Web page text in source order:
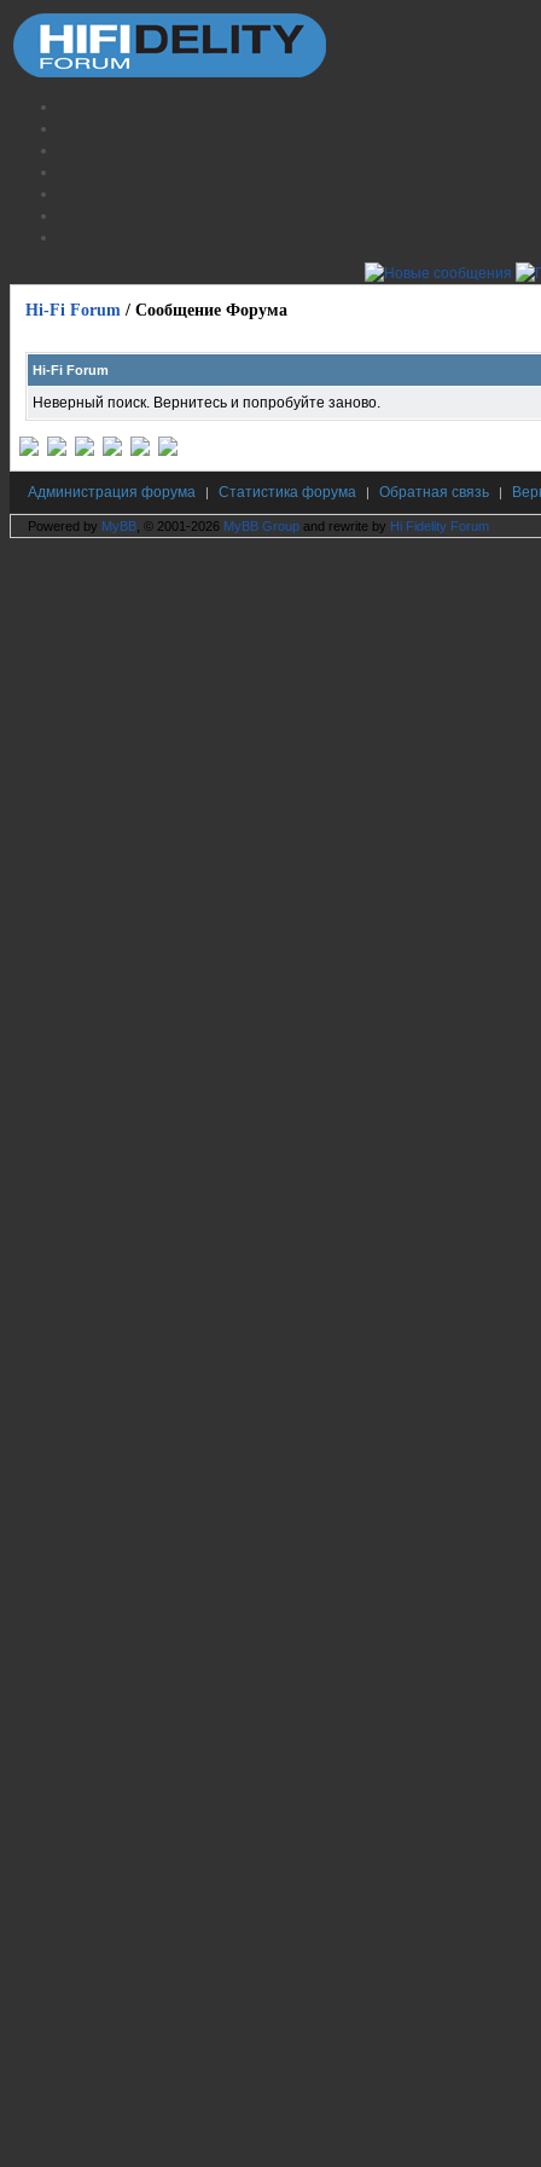
Hi-Fi Forum / Сообщение Форума
Hi-Fi Forum
Неверный поиск. Вернитесь и попробуйте заново.
Администрация форума | Статистика форума | Обратная связь |
Powered by MyBB , © 2001-2026 MyBB Group and rewrite by Hi Fidelity Forum